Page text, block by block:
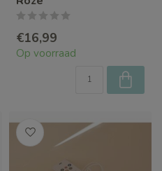
€16,99
Op voorraad